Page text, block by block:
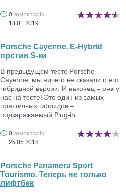
0 коментарів
18.01.2019
Porsche Cayenne. E-Hybrid
против S-ки
В предыдущем тесте Porsche
Cayenne, мы ничего не сказали о его
гибридной версии. И наконец – она у
нас на тесте! Это один из самых
практичных гибридов –
подзаряжаемый Plug-in ...
0 коментарів
25.05.2018
Porsche Panamera Sport
Tourismo. Теперь не только
лифтбек